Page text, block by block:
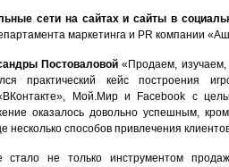
сети на сайтах и сайты в
маркетинга и PR компании
Постоваловой «Продаем,
практический кейс построения
Мой.Мир и Facebook с
оказалось довольно успешным,
несколько способов привлечения
стало не только инструментом